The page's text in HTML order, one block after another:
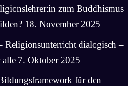
zum Buddhismus
18. November 2025
Religionsunterricht dialogisch –
alle 7. Oktober 2025
für den